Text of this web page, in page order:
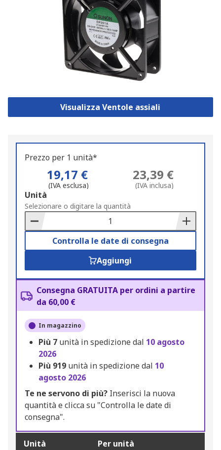
Visualizza Ventole assiali
Prezzo per 1 unità*
19,17 €
(IVA esclusa)
23,39 €
(IVA inclusa)
Add
to
Basket
Unità
Selezionare o digitare la quantità
Controlla le date di consegna
Aggiungi
Consegna GRATUITA per ordini a partire
da 60,00 €
In magazzino
Più 7 unità in spedizione dal 10 agosto
2026
Più 919 unità in spedizione dal 10
agosto 2026
Te ne servono di più? Inserisci la nuova
quantità e clicca su "Controlla le date di
consegna".
Unità Per unità